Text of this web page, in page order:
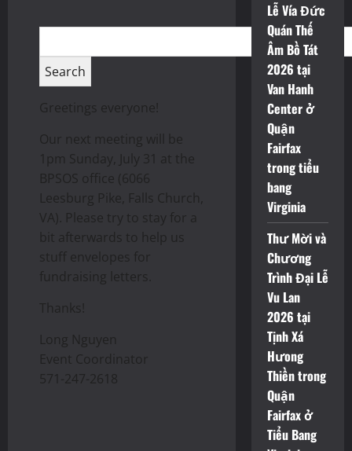
Greetings everyone!
Our next meeting will be
1pm Sunday, July 31 at the
BPSOS office (6066
Leesburg Pike, Falls Church,
VA). Please try to stay for a
bit afterwards to help us
stuff envelopes for
fundraising letters.
Thanks!
Long Nguyen
Event Coordinator
571-247-2618
Lễ Vía Đức
Quán Thế
Âm Bồ Tát
2026 tại
Van Hanh
Center ở
Quận
Fairfax
trong tiểu
bang
Virginia
Thư Mời và
Chương
Trình Đại Lễ
Vu Lan
2026 tại
Tịnh Xá
Hưong
Thiền trong
Quận
Fairfax ở
Tiểu Bang